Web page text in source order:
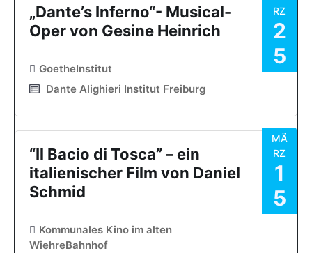
RZ
2
5
„Dante’s Inferno“- Musical-
Oper von Gesine Heinrich
GoetheInstitut
Dante Alighieri Institut Freiburg
MÄ
RZ
1
5
“Il Bacio di Tosca” – ein
italienischer Film von Daniel
Schmid
Kommunales Kino im alten
WiehreBahnhof